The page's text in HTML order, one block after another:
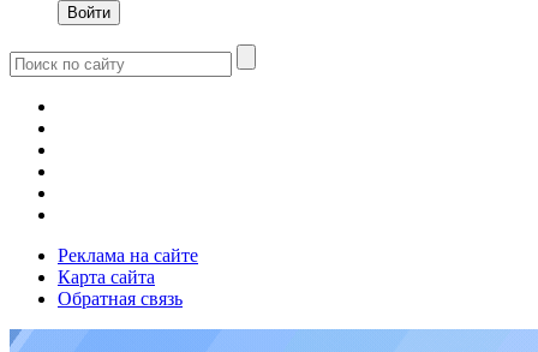
Реклама на сайте
Карта сайта
Обратная связь